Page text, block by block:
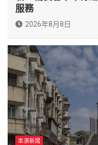
服務
2026年8月8日
本澳新聞